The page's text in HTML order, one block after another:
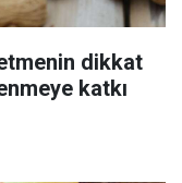
dikkat
katkı